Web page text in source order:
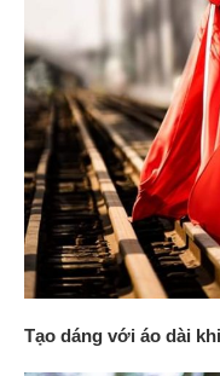
Tạo dáng với áo dài